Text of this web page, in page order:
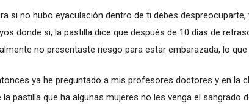
si no hubo eyaculación dentro de ti debes
donde si, la pastilla dice que después de 10 días de
no presentaste riesgo para estar embarazada, lo
ya he preguntado a mis profesores doctores y en la
la pastilla que ha algunas mujeres no les venga el sangrado